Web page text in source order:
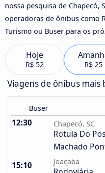
nossa pesquisa de Chapecó,
operadoras de ônibus como
Turismo ou Buser para os
Hoje
R$ 52 R$ 25
Viagens de ônibus mais
Buser
12:30 Chapecó, SC
Rotula Do
Machado
15:10
Joaçaba